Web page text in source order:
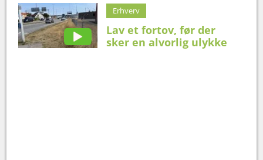
Erhverv
Lav et fortov, før der
sker en alvorlig ulykke